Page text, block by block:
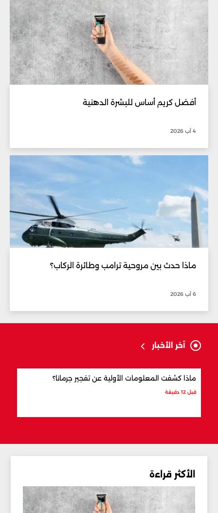
أفضل كريم أساس للبشرة الدهنية
4 آب 2026
ماذا حدث بين مروحية ترامب وطائرة الركاب؟
6 آب 2026
آخر الأخبار
ماذا كشفت المعلومات الأولية عن تفجير جرمانا؟
قبل 12 دقيقة
الأكثر قراءة